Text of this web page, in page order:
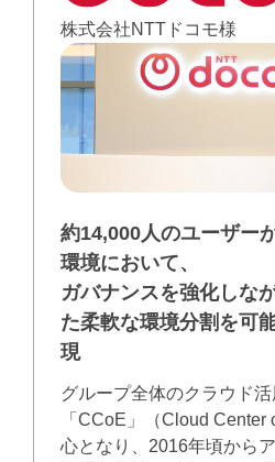
株式会社NTTドコモ様
約14,000人のユーザー
環境において、
ガバナンスを強化しな
た柔軟な環境分割を可
現
グループ全体のクラウド
「CCoE」（Cloud Center
心となり、2016年頃から